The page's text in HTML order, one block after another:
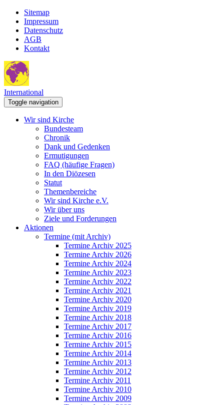
Sitemap
Impressum
Datenschutz
AGB
Kontakt
International
Toggle navigation
Wir sind Kirche
Bundesteam
Chronik
Dank und Gedenken
Ermutigungen
FAQ (häufige Fragen)
In den Diözesen
Statut
Themenbereiche
Wir sind Kirche e.V.
Wir über uns
Ziele und Forderungen
Aktionen
Termine (mit Archiv)
Termine Archiv 2025
Termine Archiv 2026
Termine Archiv 2024
Termine Archiv 2023
Termine Archiv 2022
Termine Archiv 2021
Termine Archiv 2020
Termine Archiv 2019
Termine Archiv 2018
Termine Archiv 2017
Termine Archiv 2016
Termine Archiv 2015
Termine Archiv 2014
Termine Archiv 2013
Termine Archiv 2012
Termine Archiv 2011
Termine Archiv 2010
Termine Archiv 2009